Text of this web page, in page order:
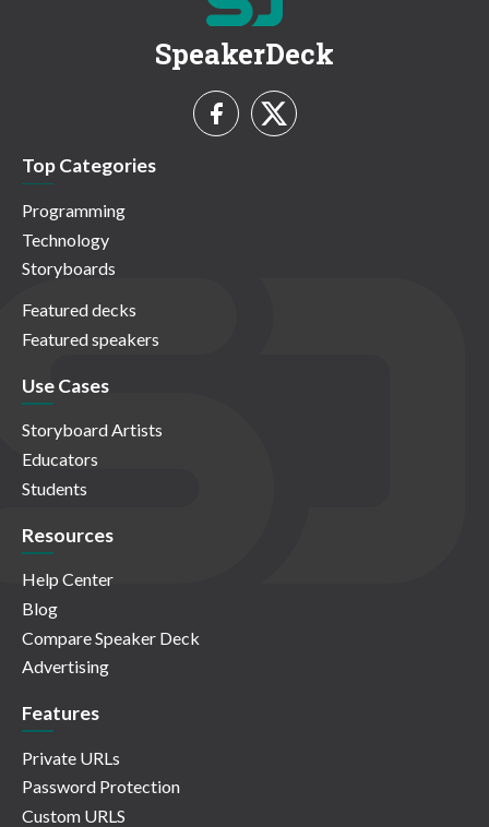
SpeakerDeck
Top Categories
Programming
Technology
Storyboards
Featured decks
Featured speakers
Use Cases
Storyboard Artists
Educators
Students
Resources
Help Center
Blog
Compare Speaker Deck
Advertising
Features
Private URLs
Password Protection
Custom URLS